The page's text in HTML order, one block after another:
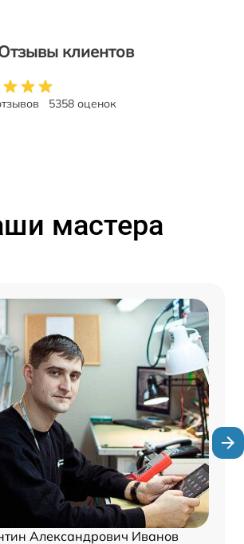
клиентов
5358 оценок
мастера
Александрович Иванов